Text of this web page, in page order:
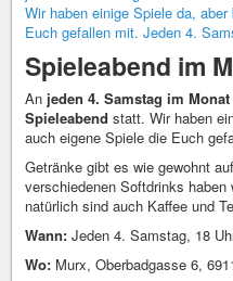
Spieleabend im
An jeden 4. Samstag im Monat
Spieleabend statt. Wir haben
auch eigene Spiele die Euch
Getränke gibt es wie gewohnt
verschiedenen Softdrinks
natürlich sind auch Kaffee und
Wann: Jeden 4. Samstag, 18
Wo: Murx, Oberbadgasse 6,